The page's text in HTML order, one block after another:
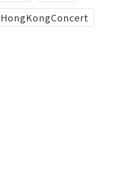
HongKongConcert